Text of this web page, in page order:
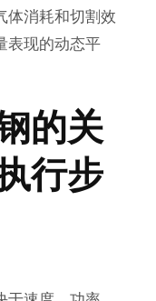
体消耗和切割效
表现的动态平
的关
行步